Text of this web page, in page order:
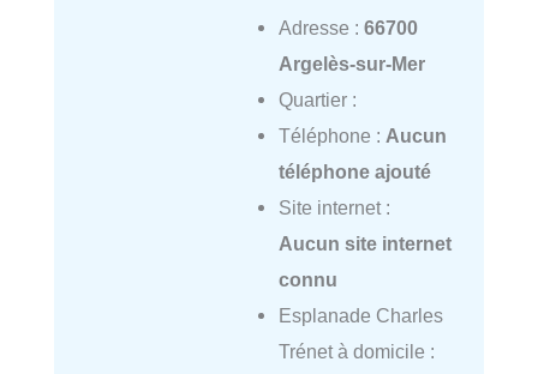
Adresse : 66700
Argelès-sur-Mer
Quartier :
Téléphone : Aucun
téléphone ajouté
Site internet :
Aucun site internet
connu
Esplanade Charles
Trénet à domicile :